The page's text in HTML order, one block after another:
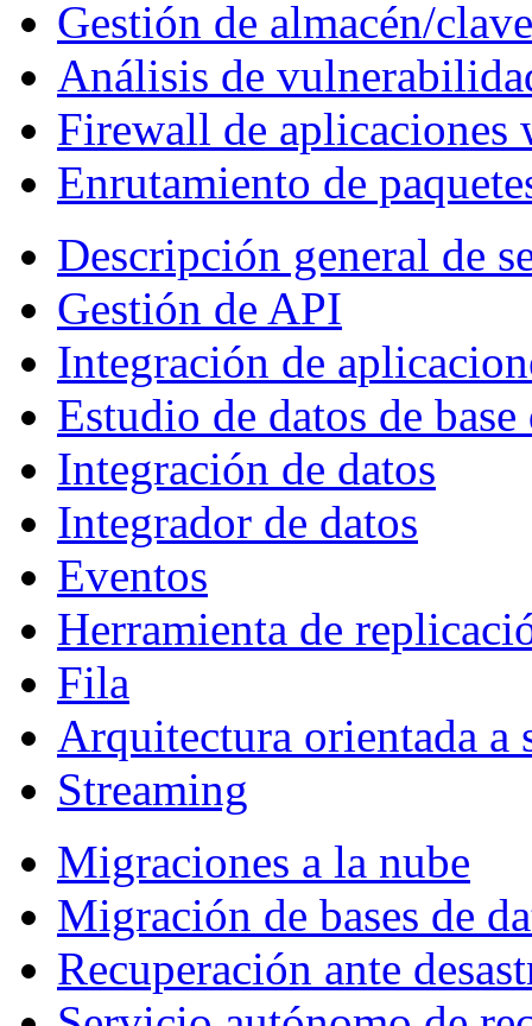
Gestión de almacén/clave
Análisis de
Firewall de aplicaciones
Enrutamiento de
Descripción general de
Gestión de API
Integración de
Estudio de datos de
Integración de datos
Integrador de datos
Eventos
Herramienta de
Fila
Arquitectura orientada a
Streaming
Migraciones a la nube
Migración de bases de
Recuperación ante